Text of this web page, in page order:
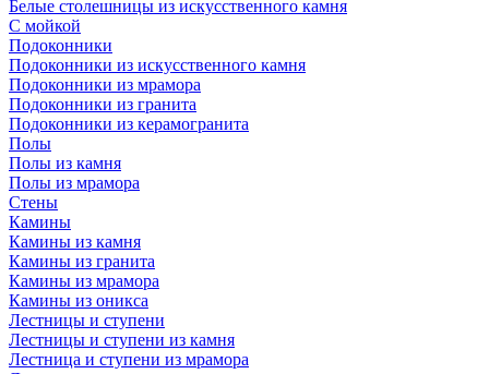
Белые столешницы из искусственного камня
С мойкой
Подоконники
Подоконники из искусственного камня
Подоконники из мрамора
Подоконники из гранита
Подоконники из керамогранита
Полы
Полы из камня
Полы из мрамора
Стены
Камины
Камины из камня
Камины из гранита
Камины из мрамора
Камины из оникса
Лестницы и ступени
Лестницы и ступени из камня
Лестница и ступени из мрамора